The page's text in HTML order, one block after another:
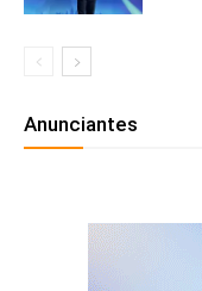
Anunciantes